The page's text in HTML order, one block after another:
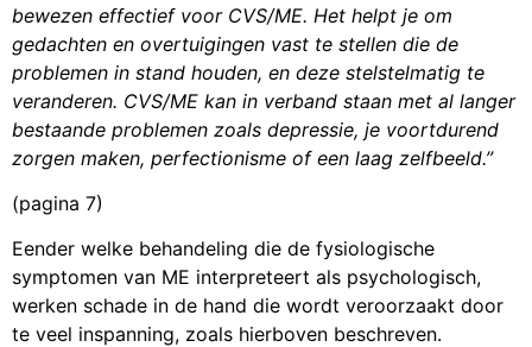
bewezen effectief voor CVS/ME. Het helpt je om
gedachten en overtuigingen vast te stellen die de
problemen in stand houden, en deze stelstelmatig te
veranderen. CVS/ME kan in verband staan met al langer
bestaande problemen zoals depressie, je voortdurend
zorgen maken, perfectionisme of een laag zelfbeeld.”
(pagina 7)
Eender welke behandeling die de fysiologische
symptomen van ME interpreteert als psychologisch,
werken schade in de hand die wordt veroorzaakt door
te veel inspanning, zoals hierboven beschreven.